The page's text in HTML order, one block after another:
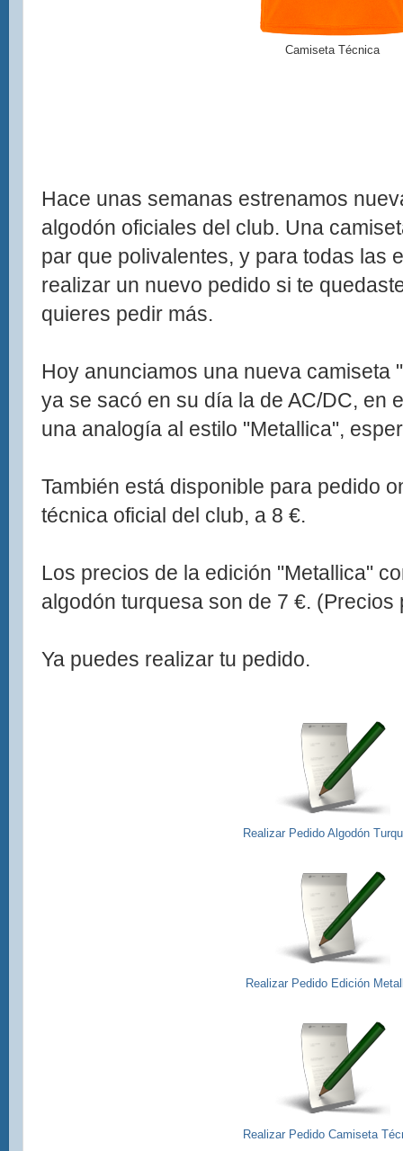
Camiseta Técnica
Hace unas semanas estrenamos
algodón oficiales del club. Una
par que polivalentes, y para todas las
realizar un nuevo pedido si te
quieres pedir más.
Hoy anunciamos una nueva camiseta
ya se sacó en su día la de AC/DC, en
una analogía al estilo "Metallica",
También está disponible para pedido
técnica oficial del club, a 8 €.
Los precios de la edición "Metallica"
algodón turquesa son de 7 €.
Ya puedes realizar tu pedido.
Realizar Pedido Algodón
Realizar Pedido Edición
Realizar Pedido Camiseta